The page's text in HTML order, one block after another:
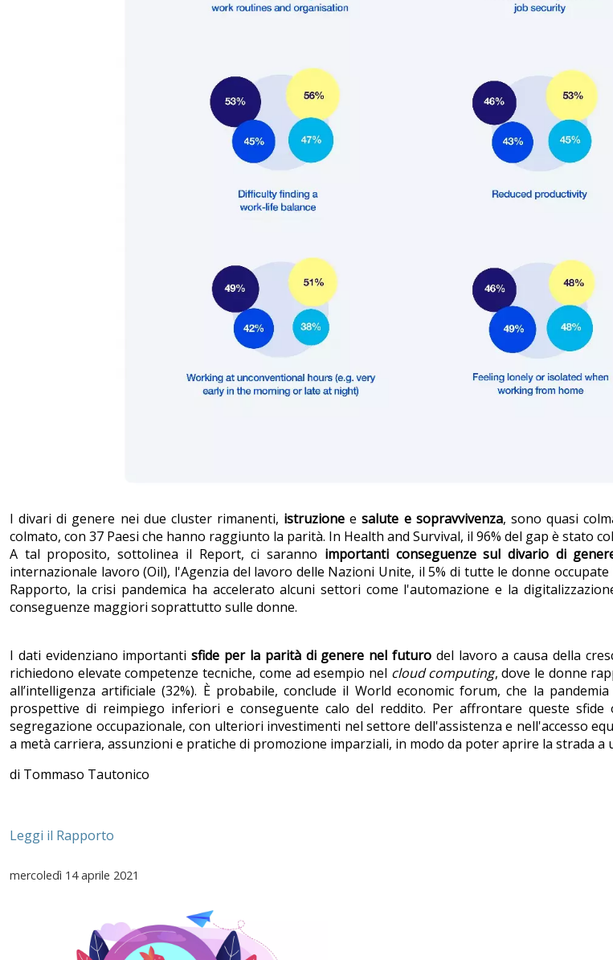
I divari di genere nei due cluster rimanenti, istruzioneesalute e sopravvivenza, sono quasi
colmato, con 37 Paesi che hanno raggiunto la parità. In Health and Survival, il 96% del gap è stato
A tal proposito, sottolinea il Report, ci saranno importanti conseguenze sul divario di
internazionale lavoro (Oil), l'Agenzia del lavoro delle Nazioni Unite, il 5% di tutte le donne
Rapporto, la crisi pandemica ha accelerato alcuni settori come l'automazione e la
conseguenze maggiori soprattutto sulle donne.
I dati evidenziano importantisfide per la parità di genere nel futurodel lavoro a causa della
richiedono elevate competenze tecniche, come ad esempio nel cloud computing, dove le donne
all’intelligenza artificiale (32%). È probabile, conclude il World economic forum, che la
prospettive di reimpiego inferiori e conseguente calo del reddito. Per affrontare queste
segregazione occupazionale, con ulteriori investimenti nel settore dell'assistenza e nell'accesso
a metà carriera, assunzioni e pratiche di promozione imparziali, in modo da poter aprire la strada
di Tommaso Tautonico
Leggi il Rapporto
mercoledì 14 aprile 2021